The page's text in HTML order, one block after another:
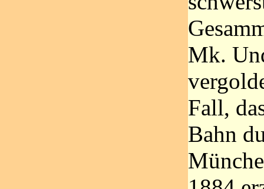
Mk.
Fall,
Bahn